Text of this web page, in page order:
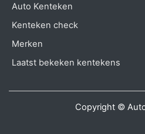
Auto Kenteken
Kenteken check
Merken
Laatst bekeken kentekens
Copyright ©